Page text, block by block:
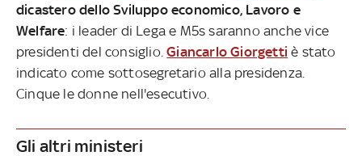
dicastero dello Sviluppo economico, Lavoro e
Welfare: i leader di Lega e M5s saranno anche vice
presidenti del consiglio.Giancarlo Giorgetti è stato
indicato come sottosegretario alla presidenza.
Cinque le donne nell'esecutivo.
Gli altri ministeri